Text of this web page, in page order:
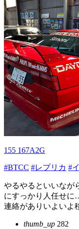
155 167A2G
#BTCC #レプリカ #
やるやるといいなが
にすっかり人任せに
連絡がありいよいよ
thumb_up 282